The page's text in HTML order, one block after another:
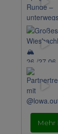
Mehr